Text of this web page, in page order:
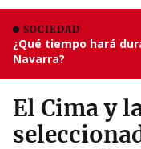
SOCIEDAD
¿Qué tiempo hará
Navarra?
El Cima y